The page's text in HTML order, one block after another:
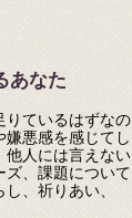
あなた
りているはずなの
悪感を感じてし
他人には言えない
ズ、課題について
し、祈りあい、